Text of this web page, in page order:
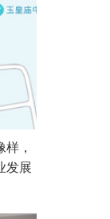
，
发展